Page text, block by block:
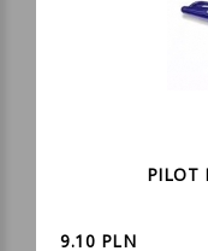
PILOT
9.10 PLN